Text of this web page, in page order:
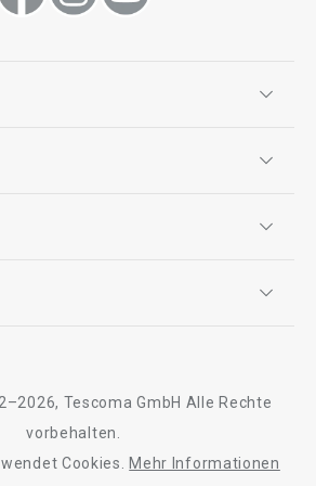
Reinigen
Tescoma GmbH Alle Rechte
vorbehalten.
Cookies.
Mehr Informationen